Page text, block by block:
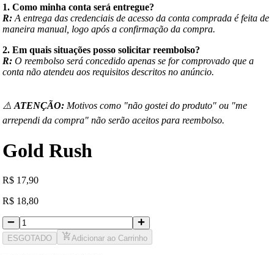
1. Como minha conta será entregue?
R: A entrega das credenciais de acesso da conta comprada é feita de
maneira manual, logo após a confirmação da compra.
2. Em quais situações posso solicitar reembolso?
R: O reembolso será concedido apenas se for comprovado que a
conta não atendeu aos requisitos descritos no anúncio.
⚠️ ATENÇÃO: Motivos como "não gostei do produto" ou "me
arrependi da compra" não serão aceitos para reembolso.
Gold Rush
R$ 17,90
R$ 18,80
ESGOTADO Adicionar ao Carrinho